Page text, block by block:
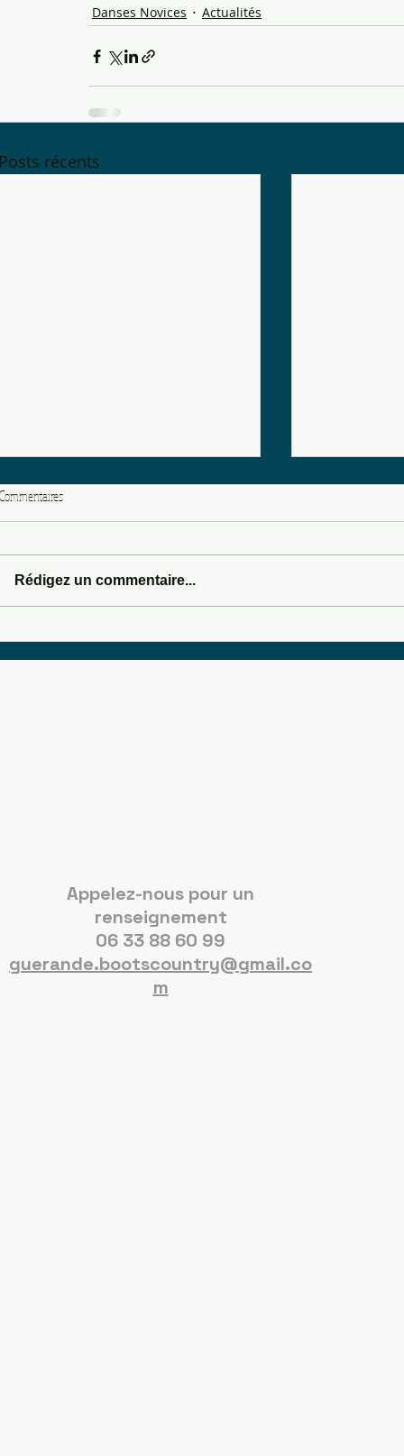
Danses Novices Actualités
récents
Commentaires
Rédigez un commentaire...
Appelez-nous pour un
renseignement
06 33 88 60 99
guerande.bootscountry@gmail.co
m